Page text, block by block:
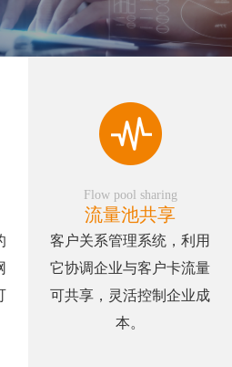
Flow pool sharing
流量池共享
客户关系管理系统，利用
它协调企业与客户卡流量
可共享，灵活控制企业成
本。